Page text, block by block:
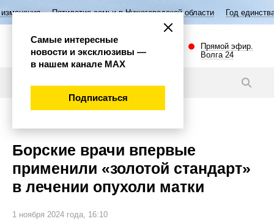
семьи в Нижегородской области Год единства народов России
Прямой эфир.
Волга 24
Борские врачи впервые
применили «золотой стандарт»
в лечении опухоли матки
1 ноября 2024 года, 16:10
Самые интересные
новости и эксклюзивы —
в нашем канале МАХ
Подписаться